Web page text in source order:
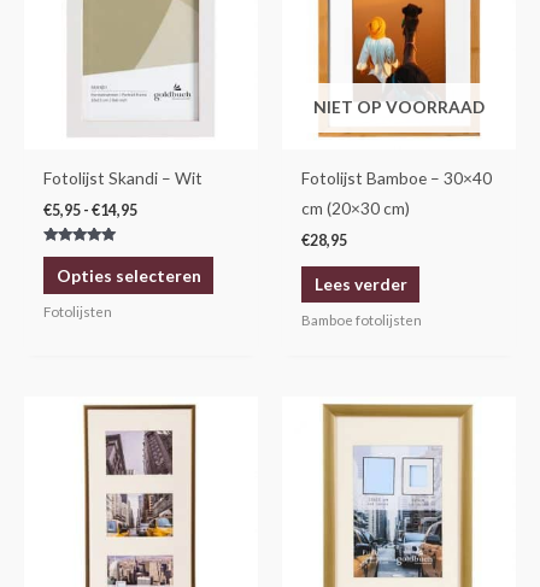
Fotolijst Skandi – Wit
€5,95 - €14,95
Gewaardeerd
5.00
uit 5Opties selecteren
kan
de
productpagina
Fotolijsten
NIET OP VOORRAAD
Fotolijst Bamboe – 30×40
cm (20×30 cm)
€28,95
Lees verder
Bamboe fotolijsten
Prijsklasse:
€4,25
tot
€14,30
Dit